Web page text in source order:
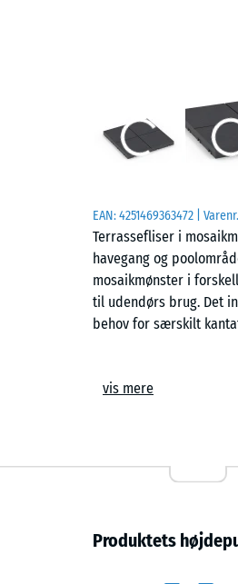
EAN:4251469363472 |
Terrassefliser i
havegang og
mosaikmønster i
til udendørs brug. Det
behov for særskilt
Fliserne er fremstillet
genbrugsmaterialer af
vis mere
Produktets